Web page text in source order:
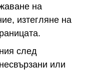
на
изтегляне на
след
или